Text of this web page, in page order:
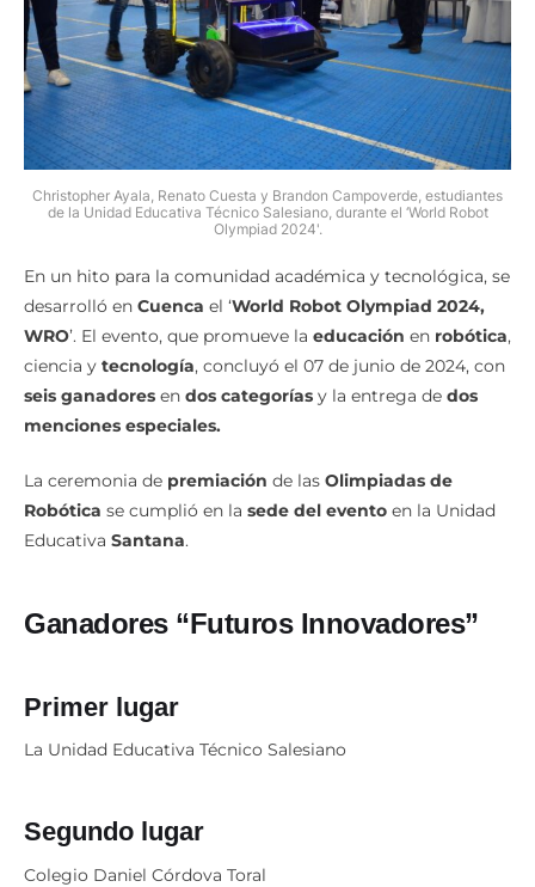
Christopher Ayala, Renato Cuesta y Brandon Campoverde, estudiantes
de la Unidad Educativa Técnico Salesiano, durante el ‘World Robot
Olympiad 2024'.
En un hito para la comunidad académica y tecnológica, se
desarrolló en Cuenca el ‘World Robot Olympiad 2024,
WRO’. El evento, que promueve la educación en robótica,
ciencia y tecnología, concluyó el 07 de junio de 2024, con
seis ganadores en dos categorías y la entrega de dos
menciones especiales.
La ceremonia de premiación de las Olimpiadas de
Robótica se cumplió en la sede del evento en la Unidad
Educativa Santana.
Ganadores “Futuros Innovadores”
Primer lugar
La Unidad Educativa Técnico Salesiano
Segundo lugar
Colegio Daniel Córdova Toral